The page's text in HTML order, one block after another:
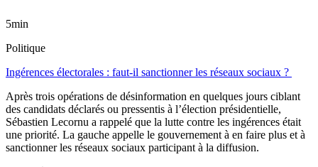
5min
Politique
Ingérences électorales : faut-il sanctionner les réseaux sociaux ?
Après trois opérations de désinformation en quelques jours ciblant
des candidats déclarés ou pressentis à l’élection présidentielle,
Sébastien Lecornu a rappelé que la lutte contre les ingérences était
une priorité. La gauche appelle le gouvernement à en faire plus et à
sanctionner les réseaux sociaux participant à la diffusion.